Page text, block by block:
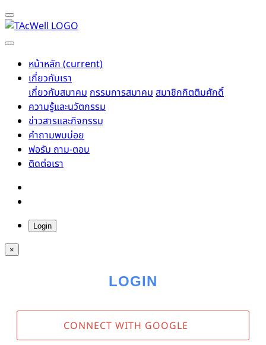
หน้าหลัก(current)
เกี่ยวกับเรา
เกี่ยวกับสมาคมกรรมการสมาคมสมาชิกกิตติมศักดิ์
ความรู้และนวัตกรรม
ข่าวสารและกิจกรรม
คำถามพบบ่อย
ฟอรัม ถาม-ตอบ
ติดต่อเรา
Login
×
LOGIN
CONNECT WITH GOOGLE